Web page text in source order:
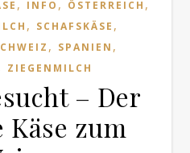
, INFO , ÖSTERREICH ,
, SCHAFSKÄSE ,
, SPANIEN ,
ZIEGENMILCH
– Der
Käse zum